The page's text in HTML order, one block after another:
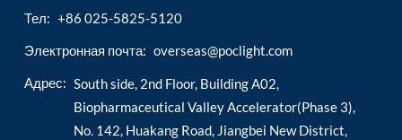
Тел: +86 025-5825-5120
Электронная почта: overseas@poclight.com
Адрес: South side, 2nd Floor, Building A02,
Biopharmaceutical Valley Accelerator(Phase 3),
No. 142, Huakang Road, Jiangbei New District,